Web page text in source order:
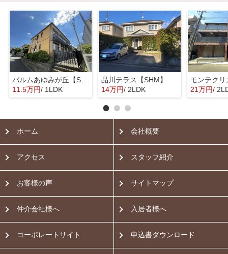
パルムあゆみが丘【SHM】
11.5万円/ 1LDK
品川テラス【SHM】
14万円/ 2LDK 21万円/
ホーム 会社概要
アクセス スタッフ紹介
お客様の声 サイトマップ
仲介会社様へ 入居者様へ
コーポレートサイト 申込書ダウンロード